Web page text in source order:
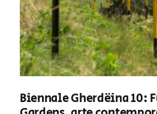
Biennale Gherdëina 10: